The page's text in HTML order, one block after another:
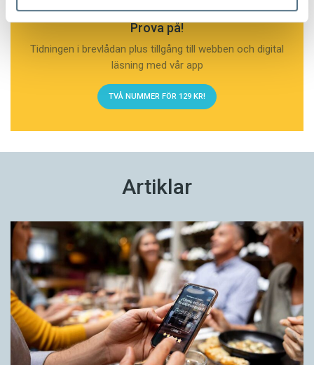
Prova på!
Tidningen i brevlådan plus tillgång till webben och digital
läsning med vår app
TVÅ NUMMER FÖR 129 KR!
Artiklar